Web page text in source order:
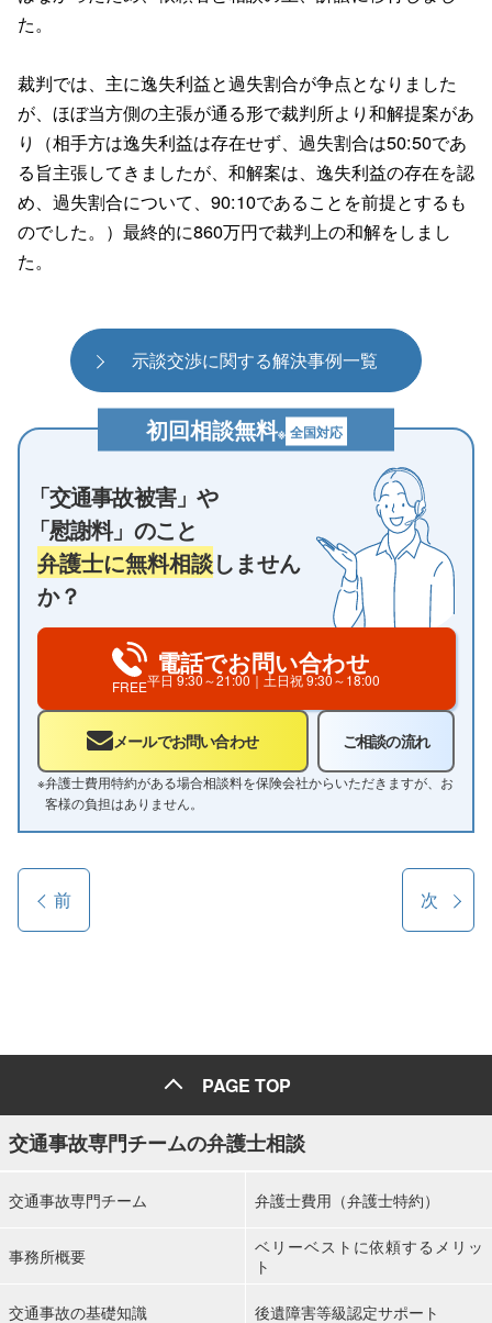
た。
裁判では、主に逸失利益と過失割合が争点となりました
が、ほぼ当方側の主張が通る形で裁判所より和解提案があ
り（相手方は逸失利益は存在せず、過失割合は50:50であ
る旨主張してきましたが、和解案は、逸失利益の存在を認
め、過失割合について、90:10であることを前提とするも
のでした。）最終的に860万円で裁判上の和解をしまし
た。
示談交渉に関する解決事例一覧
初回相談無料※ 全国対応
「交通事故被害」や
「慰謝料」のこと
弁護士に無料相談しません
か？
FREE
電話でお問い合わせ
平日9:30～21:00｜土日祝9:30～18:00
メールでお問い合わせ ご相談の流れ
※弁護士費用特約がある場合相談料を保険会社からいただきますが、お
客様の負担はありません。
前 次
PAGE TOP
交通事故専門チームの弁護士相談
交通事故専門チーム 弁護士費用（弁護士特約）
事務所概要
ベリーベストに依頼するメリッ
ト
交通事故の基礎知識 後遺障害等級認定サポート